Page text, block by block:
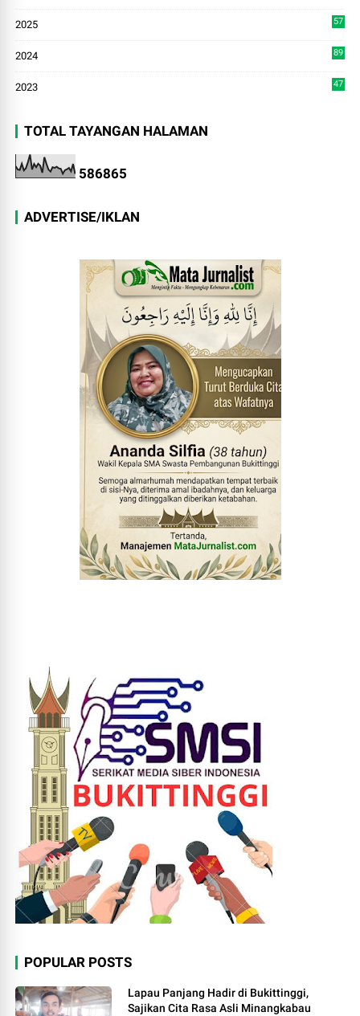
2025
57
2024
89
2023 47
TOTAL TAYANGAN HALAMAN
586865
ADVERTISE/IKLAN
POPULAR POSTS
Lapau Panjang Hadir di Bukittinggi,
Sajikan Cita Rasa Asli Minangkabau